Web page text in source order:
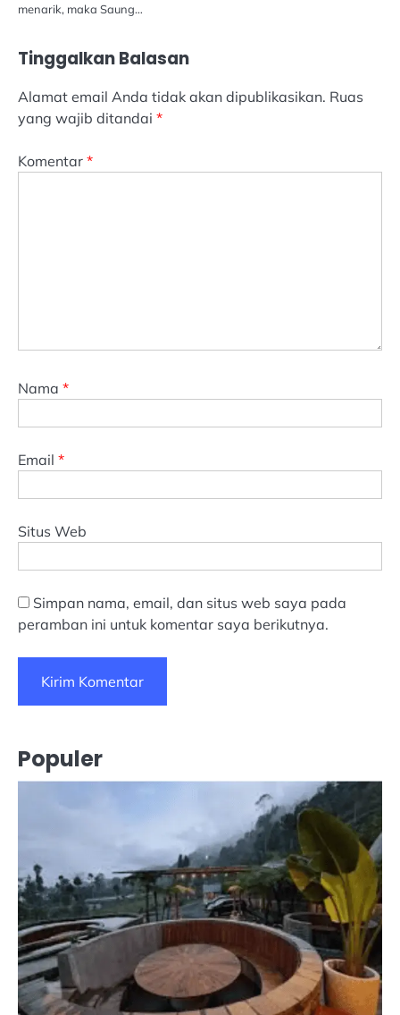
menarik, maka Saung…
Tinggalkan Balasan
Alamat email Anda tidak akan dipublikasikan. Ruas
yang wajib ditandai *
Komentar *
Nama *
Email *
Situs Web
Simpan nama, email, dan situs web saya pada
peramban ini untuk komentar saya berikutnya.
Populer